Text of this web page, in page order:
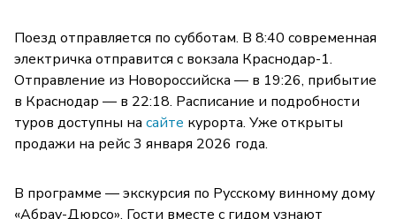
Поезд отправляется по субботам. В 8:40 современная
электричка отправится с вокзала Краснодар-1.
Отправление из Новороссийска — в 19:26, прибытие
в Краснодар — в 22:18. Расписание и подробности
туров доступны на сайте курорта. Уже открыты
продажи на рейс 3 января 2026 года.
В программе — экскурсия по Русскому винному дому
«Абрау-Дюрсо». Гости вместе с гидом узнают